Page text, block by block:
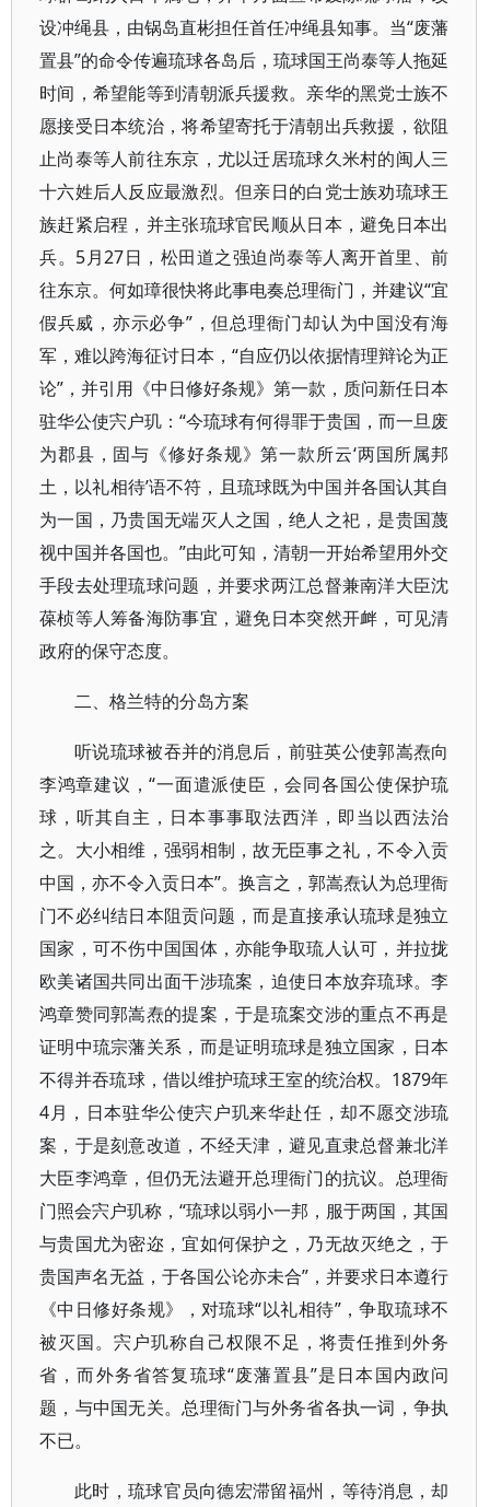
设冲绳县，由锅岛直彬担任首任冲绳县知事。当“废藩
置县”的命令传遍琉球各岛后，琉球国王尚泰等人拖延
时间，希望能等到清朝派兵援救。亲华的黑党士族不
愿接受日本统治，将希望寄托于清朝出兵救援，欲阻
止尚泰等人前往东京，尤以迁居琉球久米村的闽人三
十六姓后人反应最激烈。但亲日的白党士族劝琉球王
族赶紧启程，并主张琉球官民顺从日本，避免日本出
兵。5月27日，松田道之强迫尚泰等人离开首里、前
往东京。何如璋很快将此事电奏总理衙门，并建议“宜
假兵威，亦示必争”，但总理衙门却认为中国没有海
军，难以跨海征讨日本，“自应仍以依据情理辩论为正
论”，并引用《中日修好条规》第一款，质问新任日本
驻华公使宍户玑：“今琉球有何得罪于贵国，而一旦废
为郡县，固与《修好条规》第一款所云‘两国所属邦
土，以礼相待’语不符，且琉球既为中国并各国认其自
为一国，乃贵国无端灭人之国，绝人之祀，是贵国蔑
视中国并各国也。”由此可知，清朝一开始希望用外交
手段去处理琉球问题，并要求两江总督兼南洋大臣沈
葆桢等人筹备海防事宜，避免日本突然开衅，可见清
政府的保守态度。
二、格兰特的分岛方案
听说琉球被吞并的消息后，前驻英公使郭嵩焘向
李鸿章建议，“一面遣派使臣，会同各国公使保护琉
球，听其自主，日本事事取法西洋，即当以西法治
之。大小相维，强弱相制，故无臣事之礼，不令入贡
中国，亦不令入贡日本”。换言之，郭嵩焘认为总理衙
门不必纠结日本阻贡问题，而是直接承认琉球是独立
国家，可不伤中国国体，亦能争取琉人认可，并拉拢
欧美诸国共同出面干涉琉案，迫使日本放弃琉球。李
鸿章赞同郭嵩焘的提案，于是琉案交涉的重点不再是
证明中琉宗藩关系，而是证明琉球是独立国家，日本
不得并吞琉球，借以维护琉球王室的统治权。1879年
4月，日本驻华公使宍户玑来华赴任，却不愿交涉琉
案，于是刻意改道，不经天津，避见直隶总督兼北洋
大臣李鸿章，但仍无法避开总理衙门的抗议。总理衙
门照会宍户玑称，“琉球以弱小一邦，服于两国，其国
与贵国尤为密迩，宜如何保护之，乃无故灭绝之，于
贵国声名无益，于各国公论亦未合”，并要求日本遵行
《中日修好条规》，对琉球“以礼相待”，争取琉球不
被灭国。宍户玑称自己权限不足，将责任推到外务
省，而外务省答复琉球“废藩置县”是日本国内政问
题，与中国无关。总理衙门与外务省各执一词，争执
不已。
此时，琉球官员向德宏滞留福州，等待消息，却